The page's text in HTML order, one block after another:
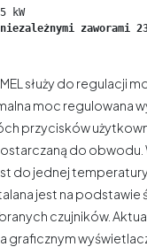
kW
niezależnymi zaworami
służy do regulacji
moc regulowana
przycisków
do obwodu.
do jednej
jest na podstawie
czujników.
graficznym